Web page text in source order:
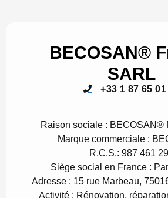
BECOSAN®
SARL
+33 1 87 65 01
Raison sociale : BECOSAN®
Marque commerciale :
R.C.S.: 987 461
Siège social en France :
Adresse : 15 rue Marbeau,
Activité : Rénovation,